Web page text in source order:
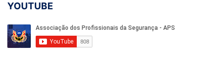
YOUTUBE